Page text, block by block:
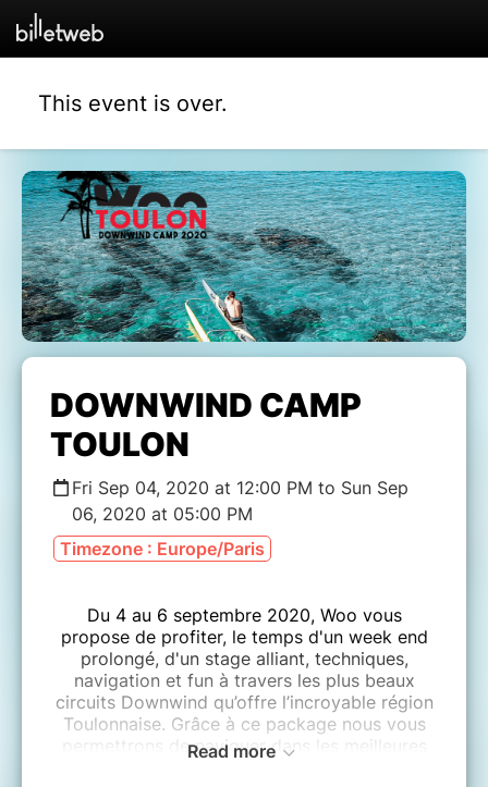
This event is over.
DOWNWIND CAMP
TOULON
Fri Sep 04, 2020 at 12:00 PM to Sun Sep
06, 2020 at 05:00 PM
Timezone : Europe/Paris
Du 4 au 6 septembre 2020, Woo vous
propose de profiter, le temps d'un week end
prolongé, d'un stage alliant, techniques,
navigation et fun à travers les plus beaux
circuits Downwind qu’offre l’incroyable région
Toulonnaise. Grâce à ce package nous vous
permettrons de naviguer dans les meilleures
Read more